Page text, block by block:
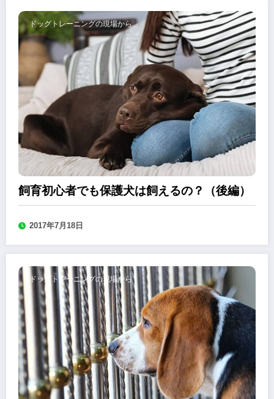
ドッグトレーニングの現場から
飼育初心者でも保護犬は飼えるの？（後編）
2017年7月18日
ドッグトレーニングの現場から